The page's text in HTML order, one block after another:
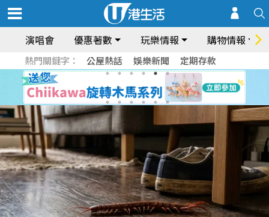
演唱會 優惠著數 玩樂情報 購物情報
熱門關鍵字： 公屋熱話 娛樂新聞 定期存款